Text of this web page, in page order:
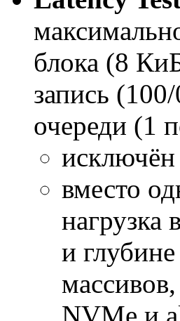
блока (8
запись
очереди (1
вместо
нагрузка
и
NVMe и